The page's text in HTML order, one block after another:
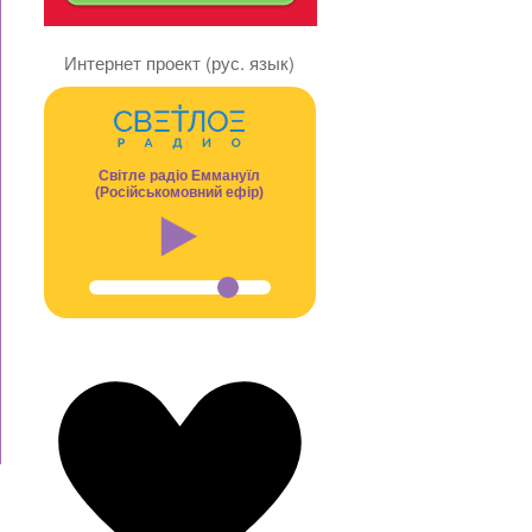
Интернет проект (рус. язык)
Світле радіо Еммануїл
(Російськомовний ефір)